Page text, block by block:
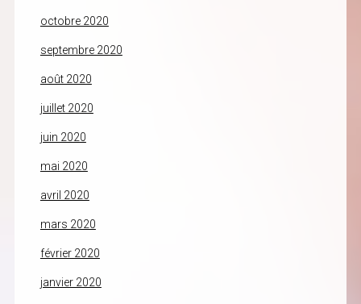
octobre 2020
septembre 2020
août 2020
juillet 2020
juin 2020
mai 2020
avril 2020
mars 2020
février 2020
janvier 2020